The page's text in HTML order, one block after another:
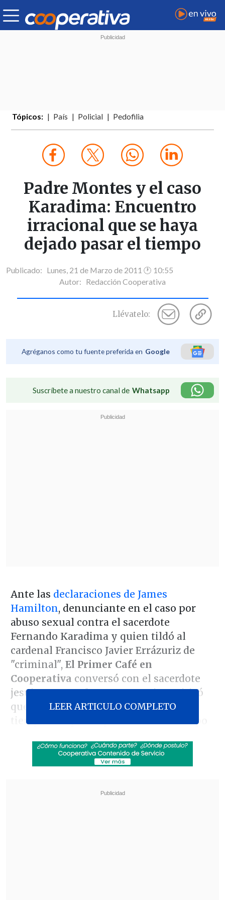
Tópicos: País Policial Pedofilia
Padre Montes y el caso
Karadima: Encuentro
irracional que se haya
dejado pasar el tiempo
Publicado: Lunes, 21 de Marzo de 2011 🕐 10:55
Autor: Redacción Cooperativa
Llévatelo:
Agréganos como tu fuente preferida en Google
Suscríbete a nuestro canal de Whatsapp
Ante las declaraciones de James
Hamilton, denunciante en el caso por
abuso sexual contra el sacerdote
Fernando Karadima y quien tildó al
cardenal Francisco Javier Errázuriz de
"criminal", El Primer Café en
Cooperativa conversó con el sacerdote
jesuitaFernando Montes, quien criticó
que la Iglesia haya dejado pasar el
tiempo aunque respaldó al ex arzobispo
LEER ARTICULO COMPLETO